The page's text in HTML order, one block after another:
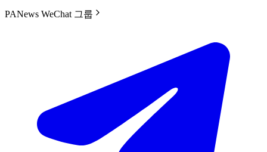
PANews WeChat 그룹